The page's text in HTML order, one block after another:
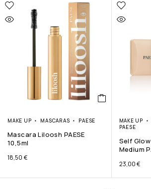
MAKE UP MASCARAS PAESE
Mascara Liloosh PAESE
10,5ml
18,50 €
MAKE UP
PAESE
Self
Medium
23,00€